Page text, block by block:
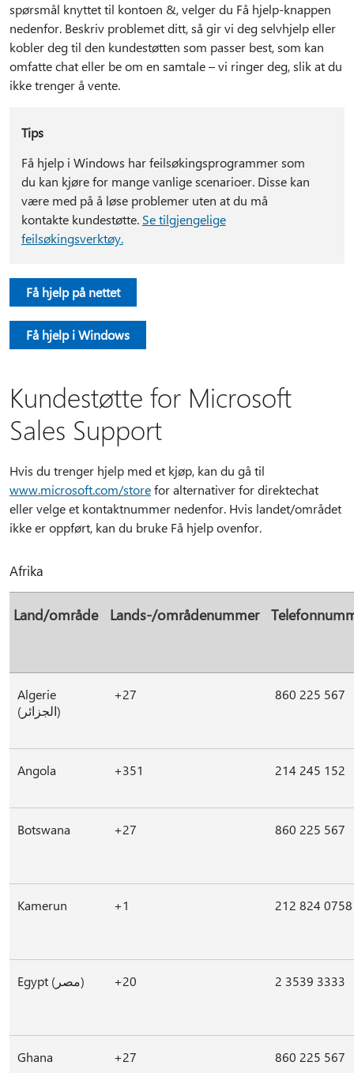
spørsmål knyttet til kontoen &, velger du Få hjelp-knappen
nedenfor. Beskriv problemet ditt, så gir vi deg selvhjelp eller
kobler deg til den kundestøtten som passer best, som kan
omfatte chat eller be om en samtale – vi ringer deg, slik at du
ikke trenger å vente.
Tips
Få hjelp i Windows har feilsøkingsprogrammer som
du kan kjøre for mange vanlige scenarioer. Disse kan
være med på å løse problemer uten at du må
kontakte kundestøtte. Se tilgjengelige
feilsøkingsverktøy.
Få hjelp på nettet
Få hjelp i Windows
Kundestøtte for Microsoft
Sales Support
Hvis du trenger hjelp med et kjøp, kan du gå til
www.microsoft.com/storefor alternativer for direktechat
eller velge et kontaktnummer nedenfor. Hvis landet/området
ikke er oppført, kan du bruke Få hjelp ovenfor.
Afrika
Land/område Lands-/områdenummer
Algerie
(الجزائر)
+27 860 225 567
Angola +351 214 245 152
Botswana +27 860 225 567
Kamerun +1 212 824 0758
Egypt (مصر) +20 2 3539 3333
Ghana +27 860 225 567